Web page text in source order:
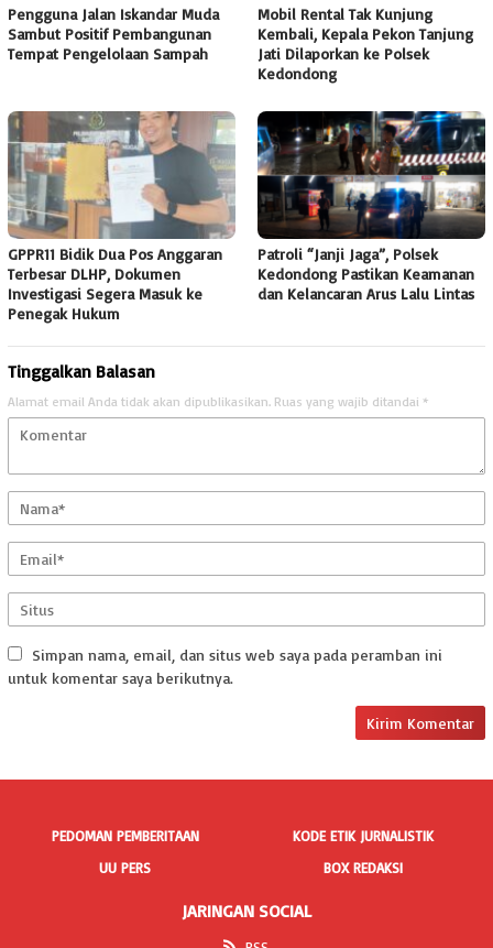
Pengguna Jalan Iskandar Muda
Sambut Positif Pembangunan
Tempat Pengelolaan Sampah
Mobil Rental Tak Kunjung
Kembali, Kepala Pekon Tanjung
Jati Dilaporkan ke Polsek
Kedondong
GPPR11 Bidik Dua Pos Anggaran
Terbesar DLHP, Dokumen
Investigasi Segera Masuk ke
Penegak Hukum
Patroli “Janji Jaga”, Polsek
Kedondong Pastikan Keamanan
dan Kelancaran Arus Lalu Lintas
Tinggalkan Balasan
Alamat email Anda tidak akan dipublikasikan. Ruas yang wajib ditandai *
Simpan nama, email, dan situs web saya pada peramban ini
untuk komentar saya berikutnya.
PEDOMAN PEMBERITAAN
KODE ETIK JURNALISTIK
UU PERS
BOX REDAKSI
JARINGAN SOCIAL